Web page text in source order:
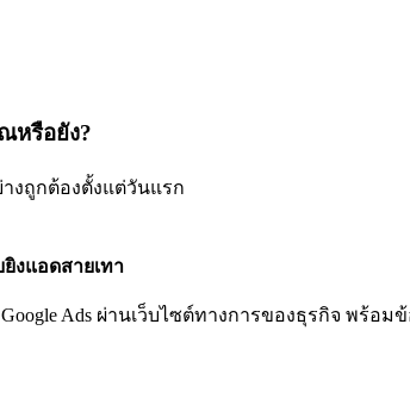
หรือยัง?
งถูกต้องตั้งแต่วันแรก
งแอดสายเทา
Ads ผ่านเว็บไซต์ทางการของธุรกิจ พร้อ